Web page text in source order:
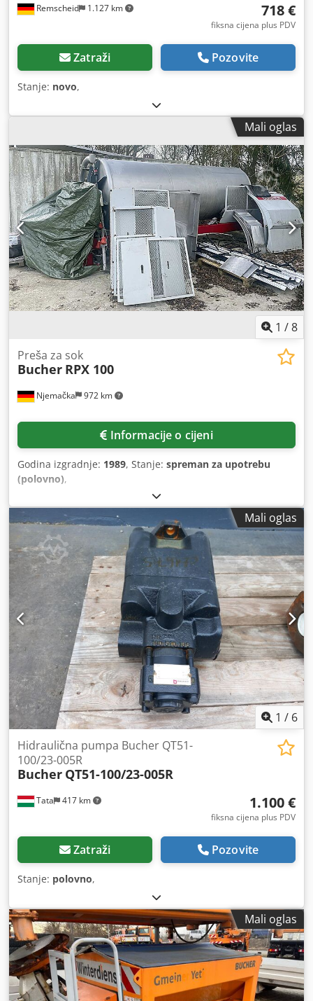
Remscheid 1.127 km 718 €
fiksna cijena plus PDV
Zatraži Pozovite
Stanje: novo,
Mali oglas
1 /8
Njemačka 972 km
Preša za sok
Bucher RPX 100
Informacije o cijeni
Godina izgradnje: 1989, Stanje: spreman za upotrebu
(polovno),
Mali oglas
1 / 6
Tata 417 km
Hidraulična pumpa Bucher QT51-
100/23-005R
Bucher QT51-100/23-005R
1.100 €
fiksna cijena plus PDV
Zatraži Pozovite
Stanje: polovno,
Mali oglas